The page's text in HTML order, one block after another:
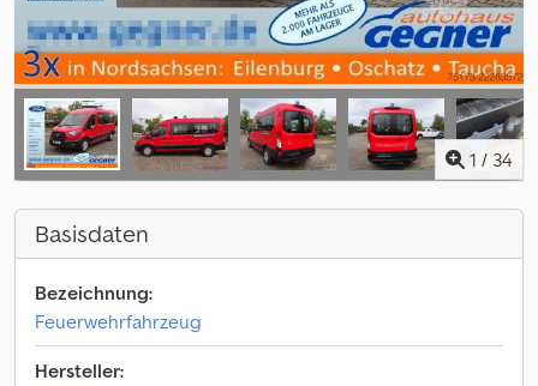
1 / 34
Basisdaten
Bezeichnung:
Feuerwehrfahrzeug
Hersteller: